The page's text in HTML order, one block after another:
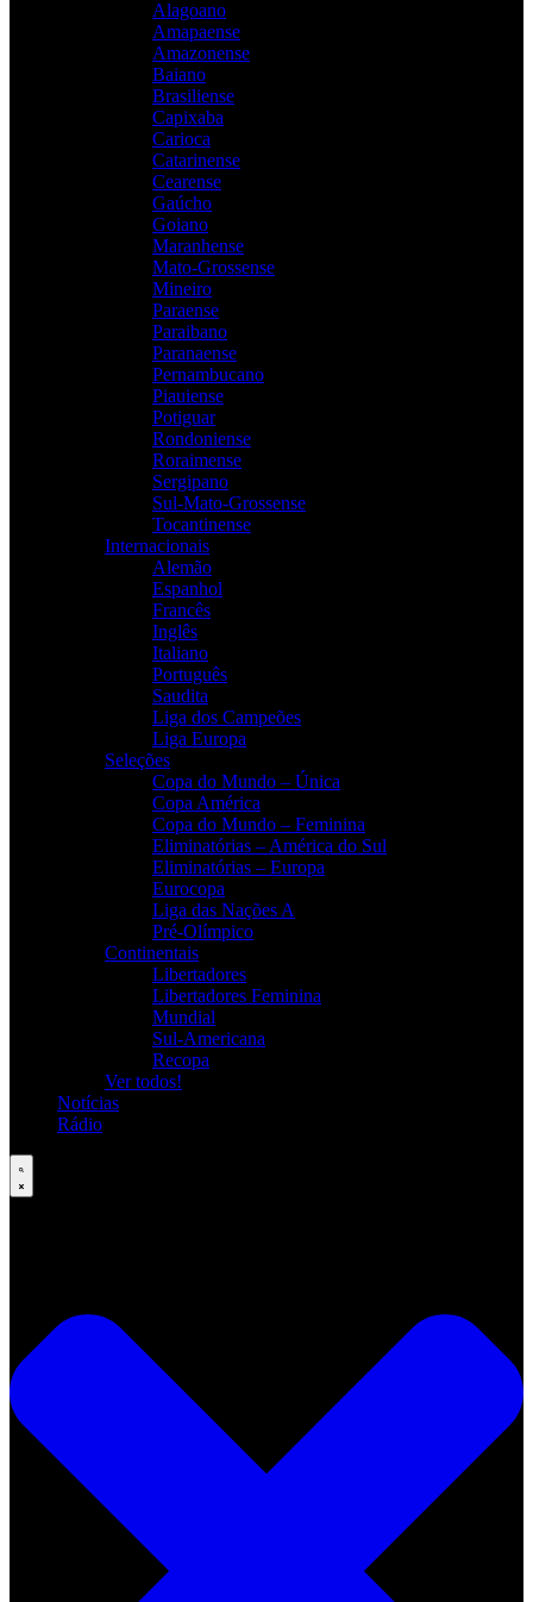
Alagoano
Amapaense
Amazonense
Baiano
Brasiliense
Capixaba
Carioca
Catarinense
Cearense
Gaúcho
Goiano
Maranhense
Mato-Grossense
Mineiro
Paraense
Paraibano
Paranaense
Pernambucano
Piauiense
Potiguar
Rondoniense
Roraimense
Sergipano
Sul-Mato-Grossense
Tocantinense
Internacionais
Alemão
Espanhol
Francês
Inglês
Italiano
Português
Saudita
Liga dos Campeões
Liga Europa
Seleções
Copa do Mundo – Única
Copa América
Copa do Mundo – Feminina
Eliminatórias – América do Sul
Eliminatórias – Europa
Eurocopa
Liga das Nações A
Pré-Olímpico
Continentais
Libertadores
Libertadores Feminina
Mundial
Sul-Americana
Recopa
Ver todos!
Notícias
Rádio